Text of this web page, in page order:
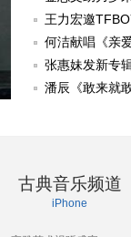
己决定》
王力宏邀
何洁献唱《亲
爱》
张惠妹发新专
潘辰《敢来就
古典音乐频道
iPhone